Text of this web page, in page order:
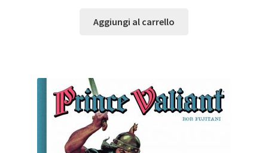
Aggiungi al carrello